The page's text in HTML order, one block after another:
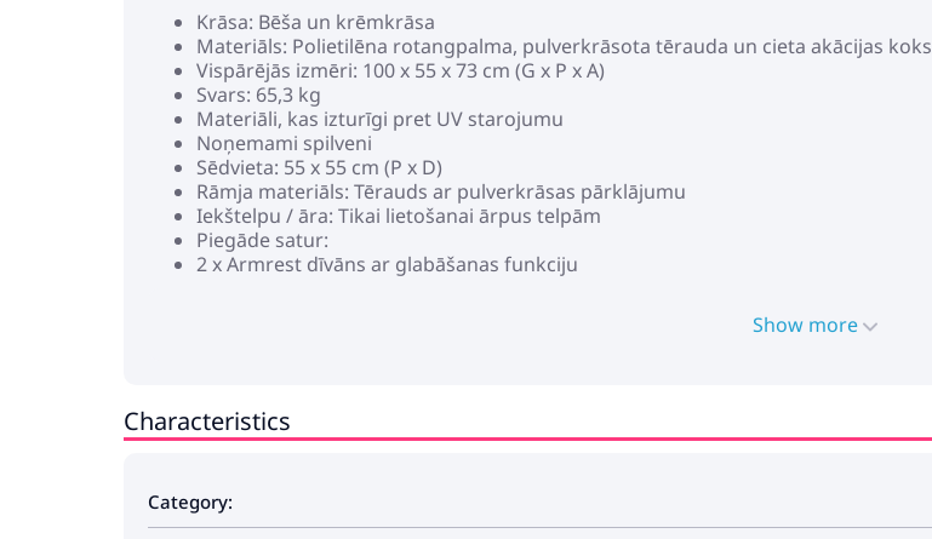
Krāsa: Bēša un krēmkrāsa
Materiāls: Polietilēna rotangpalma, pulverkrāsota tērauda un cieta akācijas koks
Vispārējās izmēri: 100 x 55 x 73 cm (G x P x A)
Svars: 65,3 kg
Materiāli, kas izturīgi pret UV starojumu
Noņemami spilveni
Sēdvieta: 55 x 55 cm (P x D)
Rāmja materiāls: Tērauds ar pulverkrāsas pārklājumu
Iekštelpu / āra: Tikai lietošanai ārpus telpām
Piegāde satur:
2 x Armrest dīvāns ar glabāšanas funkciju
Show more
Characteristics
Category: